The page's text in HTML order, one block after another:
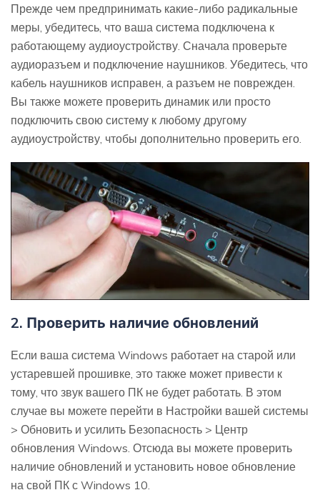
Прежде чем предпринимать какие-либо радикальные
меры, убедитесь, что ваша система подключена к
работающему аудиоустройству. Сначала проверьте
аудиоразъем и подключение наушников. Убедитесь, что
кабель наушников исправен, а разъем не поврежден.
Вы также можете проверить динамик или просто
подключить свою систему к любому другому
аудиоустройству, чтобы дополнительно проверить его.
2. Проверить наличие обновлений
Если ваша система Windows работает на старой или
устаревшей прошивке, это также может привести к
тому, что звук вашего ПК не будет работать. В этом
случае вы можете перейти в Настройки вашей системы
> Обновить и усилить Безопасность > Центр
обновления Windows. Отсюда вы можете проверить
наличие обновлений и установить новое обновление
на свой ПК с Windows 10.